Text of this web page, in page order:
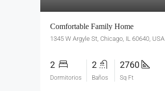
Comfortable Family Home
1345 W Argyle St, Chicago, IL 60640, USA
2
Dormitorios
2
Baños
2760
Sq Ft